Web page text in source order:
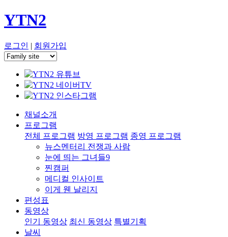
YTN2
로그인 | 회원가입
채널소개
프로그램
전체 프로그램 방영 프로그램 종영 프로그램
뉴스멘터리 전쟁과 사람
눈에 띄는 그녀들9
찐캠퍼
메디컬 인사이트
이게 웬 날리지
편성표
동영상
인기 동영상 최신 동영상 특별기획
날씨